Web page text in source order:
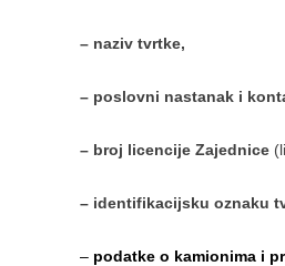
– naziv tvrtke,
– poslovni nastanak i
– broj licencije Zajednice
– identifikacijsku oznaku
– podatke o kamionima i